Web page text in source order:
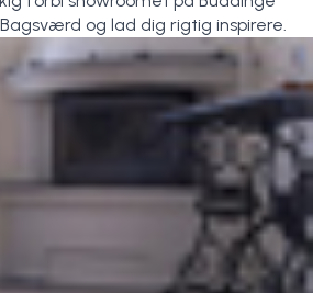
og lad dig rigtig inspirere.